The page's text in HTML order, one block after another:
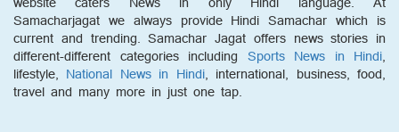
Samacharjagat we always provide Hindi Samachar which is
current and trending. Samachar Jagat offers news stories in
different-different categories including Sports News in Hindi,
lifestyle, National News in Hindi, international, business, food,
travel and many more in just one tap.